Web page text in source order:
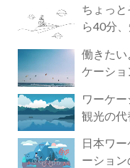
ちょっ
ら40分
働きた
ケーショ
ワーケー
観光の代
日本ワ
ーショ